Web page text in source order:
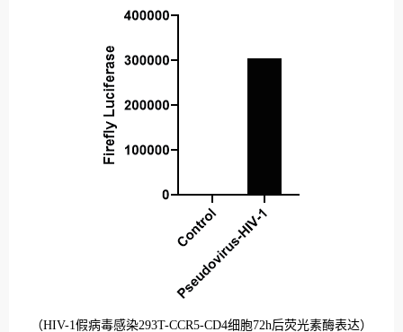
（HIV-1假病毒感染293T-CCR5-CD4细胞72h后荧光素酶表达）